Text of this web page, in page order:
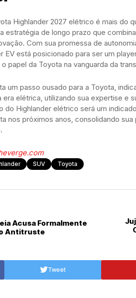
Highlander 2027 elétrico é mais do
estratégia de longo prazo que
Com sua promessa de
EV está posicionado para ser um
papel da Toyota na vanguarda da
um passo ousado para a Toyota,
era elétrica, utilizando sua expertise e
do Highlander elétrico será um
nos próximos anos, consolidando
SUV Toyota
Acusa Formalmente
Antitruste
Tweet